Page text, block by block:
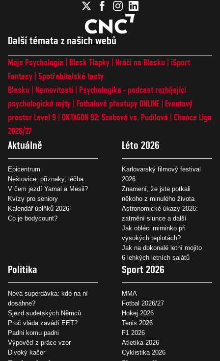
Další témata z našich webů
Moje Psychologie Blesk Tlapky Hráči na Blesku
iSport
Fantasy Spotřebitelské testy
Blesku
Nemovitosti
Psychologika - podcast rozbíjející
psychologické mýty
Fotbalové přestupy ONLINE
Eventový
prostor Level 9 OKTAGON 92: Szabová vs. Pudilová
Chance Liga
2026/27
Aktuálně
Epicentrum
Neštovice: příznaky, léčba
V čem jezdí Yamal a Mesii?
Kvízy pro seniory
Kalendář úplňků 2026
Co je bodycount?
Léto 2026
Karlovarský filmový festival
2026
Znamení, že jste potkali
někoho z minulého života
Astronomické úkazy 2026:
zatmění slunce a další
Jak obléci miminko při
vysokých teplotách?
Jak na dokonalé letní mojito
6 lehkých letních salátů
Politika
Nová superdávka: kdo na ní
dosáhne?
Sjezd sudetských Němců
Proč vláda zavádí EET?
Padni komu padni
Výpověď z práce vzor
Divoký kačer
Sport 2026
MMA
Fotbal 2026/27
Hokej 2026
Tenis 2026
F1 2026
Atletika 2026
Cyklistika 2026